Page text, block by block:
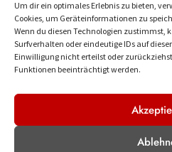
Um dir ein optimales Erlebnis zu bieten,
Cookies, um Geräteinformationen zu
Wenn du diesen Technologien zustimmst,
Surfverhalten oder eindeutige IDs auf
Einwilligung nicht erteilst oder
Funktionen beeinträchtigt werden.